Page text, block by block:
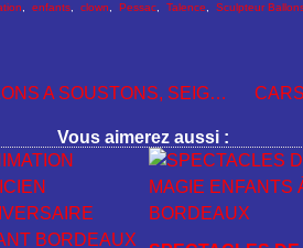
enfants clown Pessac Talence Sculpteur
SCULPTURES SUR BALLONS A SOUSTONS, SEIGNOSSE, CAPBRETON,HOSSEGOR,LABENNES ET DANS LES LANDES
Vous aimerez aussi :